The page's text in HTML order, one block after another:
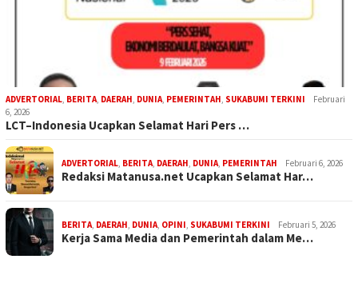
ADVERTORIAL, BERITA, DAERAH, DUNIA, PEMERINTAH, SUKABUMI TERKINI
Februari
6, 2026
LCT–Indonesia Ucapkan Selamat Hari Pers …
ADVERTORIAL, BERITA, DAERAH, DUNIA, PEMERINTAH Februari 6, 2026
Redaksi Matanusa.net Ucapkan Selamat Har…
BERITA, DAERAH, DUNIA, OPINI, SUKABUMI TERKINI Februari 5, 2026
Kerja Sama Media dan Pemerintah dalam Me…